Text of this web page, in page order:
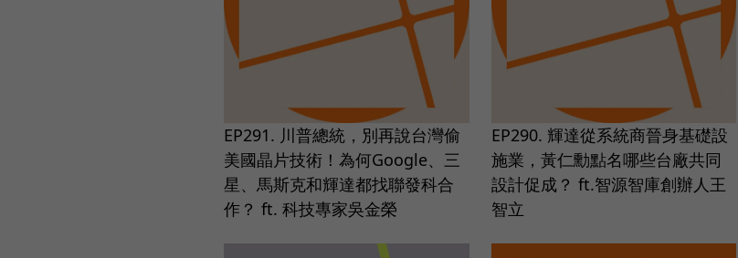
EP291. 川普總統，別再說台灣偷
美國晶片技術！為何Google、三
星、馬斯克和輝達都找聯發科合
作？ ft. 科技專家吳金榮
EP290. 輝達從系統商晉身基礎設
施業，黃仁勳點名哪些台廠共同
設計促成？ ft.智源智庫創辦人王
智立